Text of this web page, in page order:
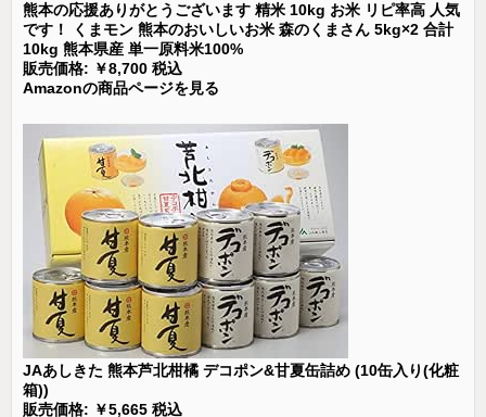
熊本の応援ありがとうございます 精米 10kg お米 リピ率高 人気
です！ くまモン 熊本のおいしいお米 森のくまさん 5kg×2 合計
10kg 熊本県産 単一原料米100%
販売価格: ￥8,700 税込
Amazonの商品ページを見る
JAあしきた 熊本芦北柑橘 デコポン&甘夏缶詰め (10缶入り(化粧
箱))
販売価格: ￥5,665 税込